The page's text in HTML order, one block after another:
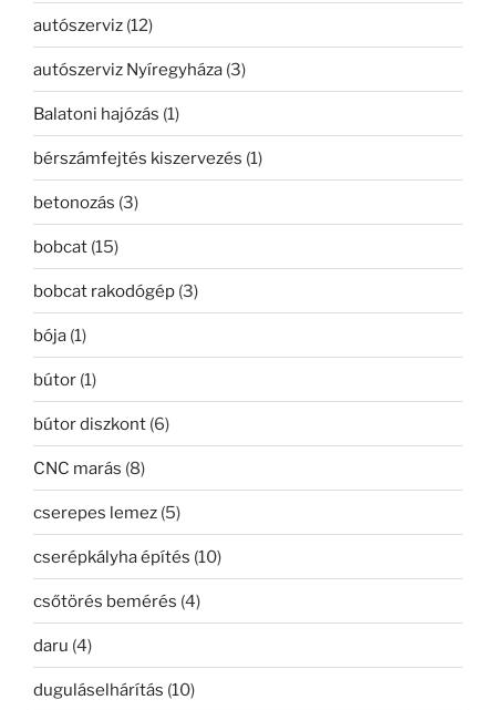
autószerviz (12)
autószerviz Nyíregyháza (3)
Balatoni hajózás (1)
bérszámfejtés kiszervezés (1)
betonozás (3)
bobcat (15)
bobcat rakodógép (3)
bója (1)
bútor (1)
bútor diszkont (6)
CNC marás (8)
cserepes lemez (5)
cserépkályha építés (10)
csőtörés bemérés (4)
daru (4)
duguláselhárítás (10)